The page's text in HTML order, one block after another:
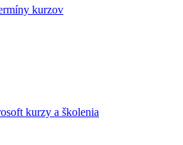
kurzov
kurzy a školenia